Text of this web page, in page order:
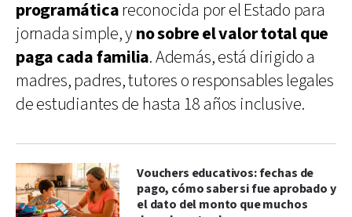
programáticareconocida por el Estado para
jornada simple, yno sobre el valor total que
paga cada familia. Además, está dirigido a
madres, padres, tutores o responsables legales
de estudiantes de hasta 18 años inclusive.
Vouchers educativos: fechas de
pago, cómo saber si fue aprobado y
el dato del monto que muchos